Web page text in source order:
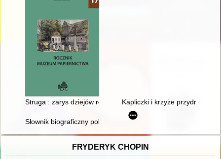
Struga : zarys dziejów rękodzieła papierniczego nad Płonią
Kapliczki i krzyże przydrożne
Słownik biograficzny polskiego obozu narodowego : całość w
FRYDERYK CHOPIN